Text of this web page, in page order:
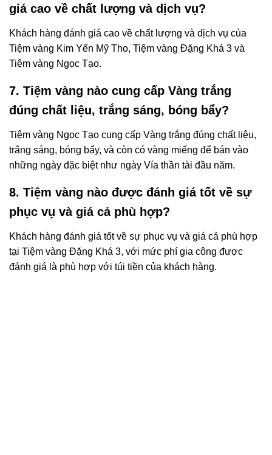
giá cao về chất lượng và dịch vụ?
Khách hàng đánh giá cao về chất lượng và dịch vụ của
Tiệm vàng Kim Yến Mỹ Tho, Tiệm vàng Đặng Khá 3 và
Tiệm vàng Ngọc Tạo.
7. Tiệm vàng nào cung cấp Vàng trắng
đúng chất liệu, trắng sáng, bóng bẩy?
Tiệm vàng Ngọc Tạo cung cấp Vàng trắng đúng chất liệu,
trắng sáng, bóng bẩy, và còn có vàng miếng để bán vào
những ngày đặc biệt như ngày Vía thần tài đầu năm.
8. Tiệm vàng nào được đánh giá tốt về sự
phục vụ và giá cả phù hợp?
Khách hàng đánh giá tốt về sự phục vụ và giá cả phù hợp
tại Tiệm vàng Đặng Khá 3, với mức phí gia công được
đánh giá là phù hợp với túi tiền của khách hàng.